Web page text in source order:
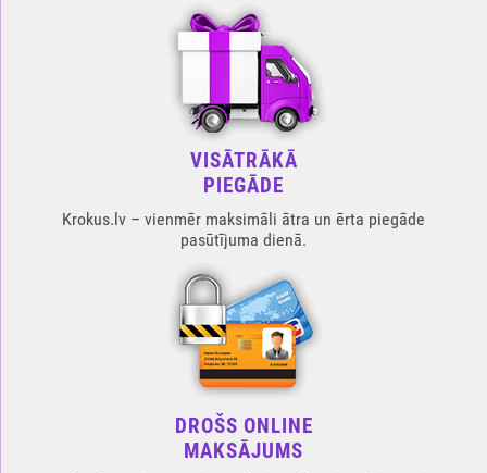
VISĀTRĀKĀ
PIEGĀDE
Krokus.lv – vienmēr maksimāli ātra un ērta piegāde
pasūtījuma dienā.
DROŠS ONLINE
MAKSĀJUMS